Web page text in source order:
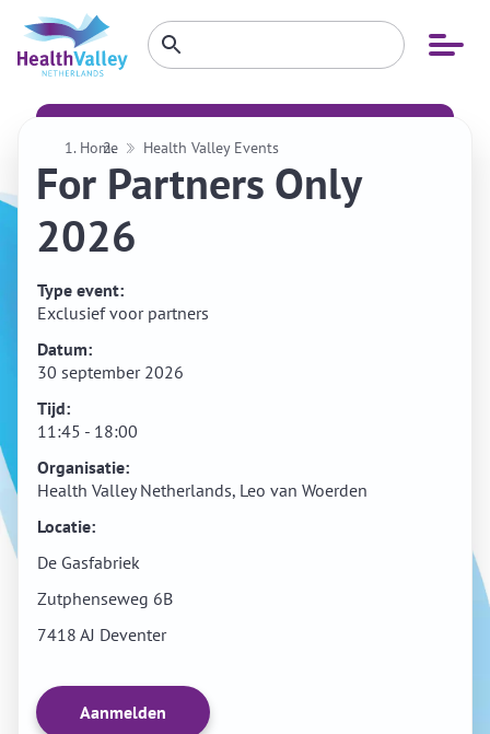
Open
menu
Zoeken
binnenZoeken
Home Health Valley Events
For Partners Only
2026
Type event:
Exclusief voor partners
Datum:
30 september 2026
Tijd:
11:45 - 18:00
Organisatie:
Health Valley Netherlands, Leo van Woerden
Locatie:
De Gasfabriek
Zutphenseweg 6B
7418 AJ Deventer
Aanmelden